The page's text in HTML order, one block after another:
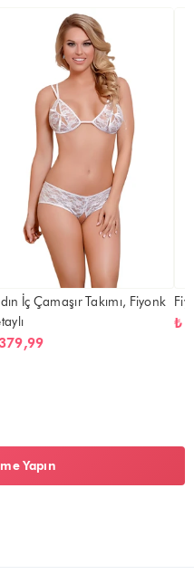
İç Çamaşır Takımı, Fiyonk
₺
Yapın